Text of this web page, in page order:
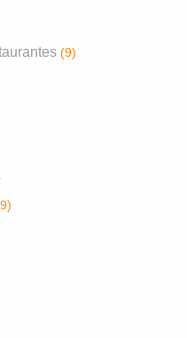
(9)